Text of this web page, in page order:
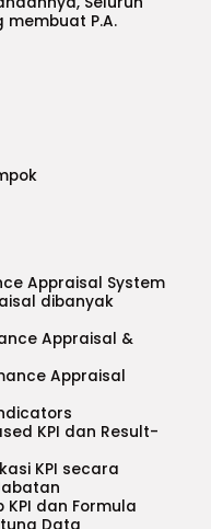
P.A.
Appraisal System
dibanyak
Appraisal &
Appraisal
KPI dan Result-
KPI secara
KPI dan Formula